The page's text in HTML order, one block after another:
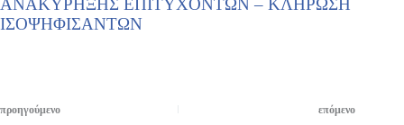
ΑΝΑΚΥΡΗΞΗΣ ΕΠΙΤΥΧΟΝΤΩΝ – ΚΛΗΡΩΣΗ
ΙΣΟΨΗΦΙΣΑΝΤΩΝ
προηγούμενο επόμενο